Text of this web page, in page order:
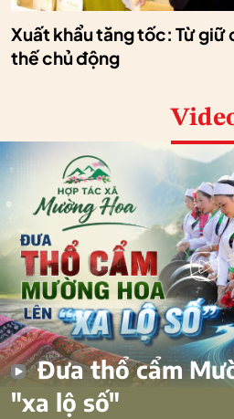
Xuất khẩu tăng tốc: Từ giữ
thế chủ động
Đưa thổ cẩm
"xa lộ số"